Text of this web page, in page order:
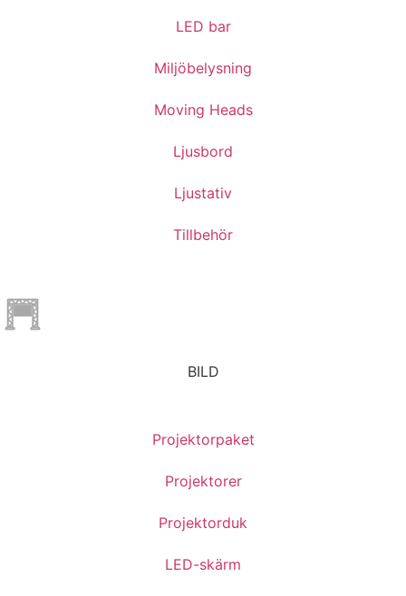
LED bar
Miljöbelysning
Moving Heads
Ljusbord
Ljustativ
Tillbehör
BILD
Projektorpaket
Projektorer
Projektorduk
LED-skärm